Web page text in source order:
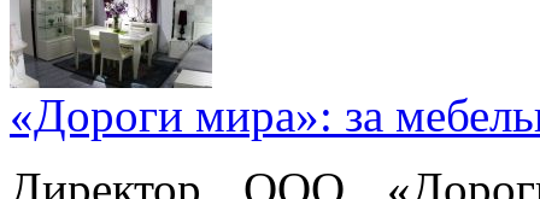
«Дороги мира»: за